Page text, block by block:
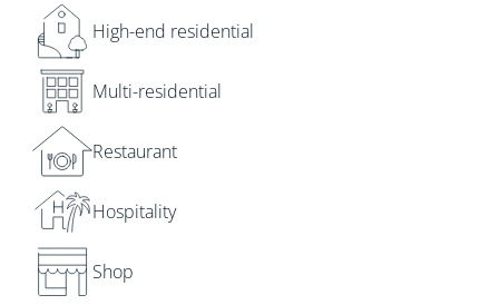
High-end residential
Multi-residential
Restaurant
Hospitality
Shop